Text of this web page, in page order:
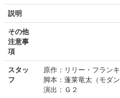
説明
その他
注意事
項
スタッ
フ
原作：リリー・フラン
脚本：蓬莱竜太（モダン
演出：Ｇ２